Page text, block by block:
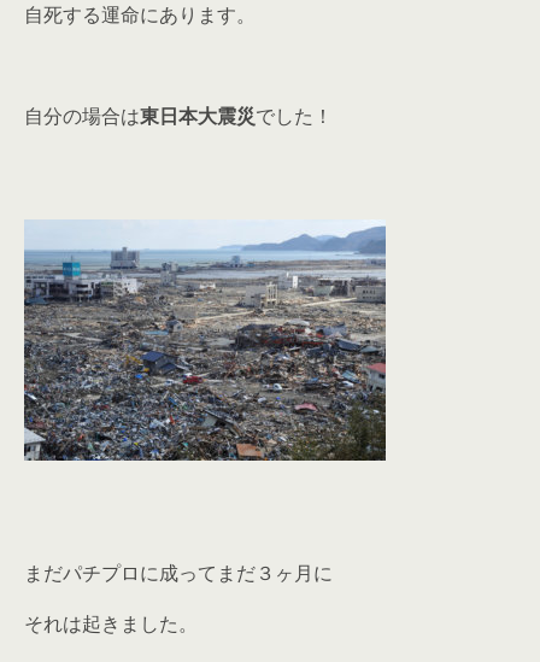
自死する運命にあります。
自分の場合は東日本大震災でした！
まだパチプロに成ってまだ３ヶ月に
それは起きました。